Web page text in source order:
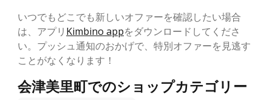
いつでもどこでも新しいオファーを確認したい場合
は、アプリ Kimbino appをダウンロードしてくださ
い。プッシュ通知のおかげで、特別オファーを見逃す
ことがなくなります！
会津美里町でのショップカテゴリー